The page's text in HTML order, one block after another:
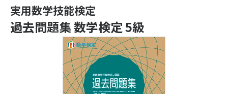
実用数学技能検定
過去問題集 数学検定 5級